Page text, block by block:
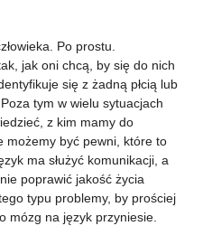
Po prostu.
jak oni chcą, by się do nich
się z żadną płcią lub
tym w wielu sytuacjach
z kim mamy do
możemy być pewni, które to
ma służyć komunikacji, a
poprawić jakość życia
typu problemy, by prościej
mózg na język przyniesie.